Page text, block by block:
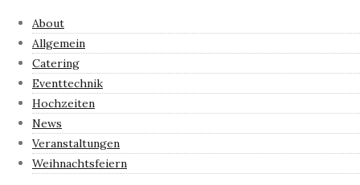
About
Allgemein
Catering
Eventtechnik
Hochzeiten
News
Veranstaltungen
Weihnachtsfeiern